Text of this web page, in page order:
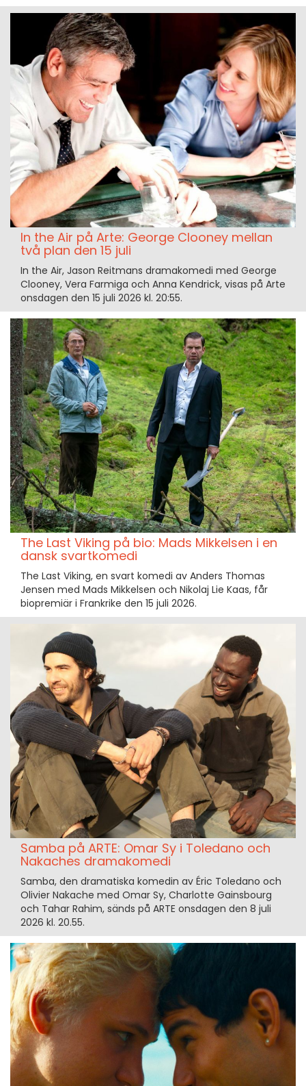
In the Air på Arte: George Clooney mellan
två plan den 15 juli
In the Air, Jason Reitmans dramakomedi med George
Clooney, Vera Farmiga och Anna Kendrick, visas på Arte
onsdagen den 15 juli 2026 kl. 20:55.
The Last Viking på bio: Mads Mikkelsen i en
dansk svartkomedi
The Last Viking, en svart komedi av Anders Thomas
Jensen med Mads Mikkelsen och Nikolaj Lie Kaas, får
biopremiär i Frankrike den 15 juli 2026.
Samba på ARTE: Omar Sy i Toledano och
Nakaches dramakomedi
Samba, den dramatiska komedin av Éric Toledano och
Olivier Nakache med Omar Sy, Charlotte Gainsbourg
och Tahar Rahim, sänds på ARTE onsdagen den 8 juli
2026 kl. 20.55.